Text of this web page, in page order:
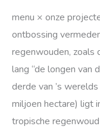
menu × onze
ontbossing
regenwouden, zoals
lang “de longen van
derde van ’s
miljoen hectare) ligt
tropische